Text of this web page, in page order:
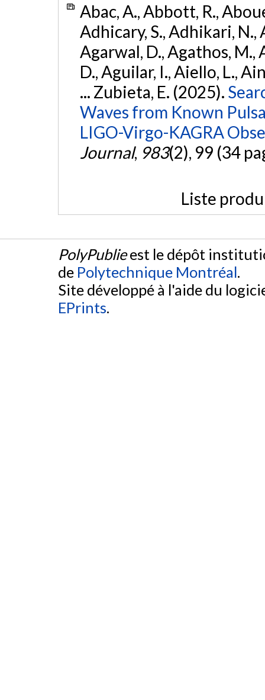
Abac, A., Abbott, R.,
Adhicary, S., Adhikari, N.,
Agarwal, D., Agathos, M.,
D., Aguilar, I., Aiello, L.,
... Zubieta, E. (2025).
Waves from Known
LIGO-Virgo-KAGRA
Journal, 983(2), 99 (34
Liste
PolyPublieest le dépôt
de Polytechnique Montréal.
Site développé à l'aide du
EPrints.